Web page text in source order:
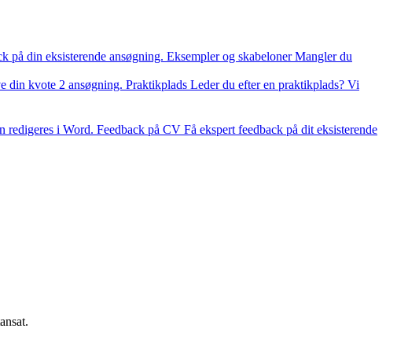
på din eksisterende ansøgning. Eksempler og skabeloner Mangler du
din kvote 2 ansøgning. Praktikplads Leder du efter en praktikplads? Vi
redigeres i Word. Feedback på CV Få ekspert feedback på dit eksisterende